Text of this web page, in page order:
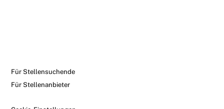
Für Stellensuchende
Für Stellenanbieter